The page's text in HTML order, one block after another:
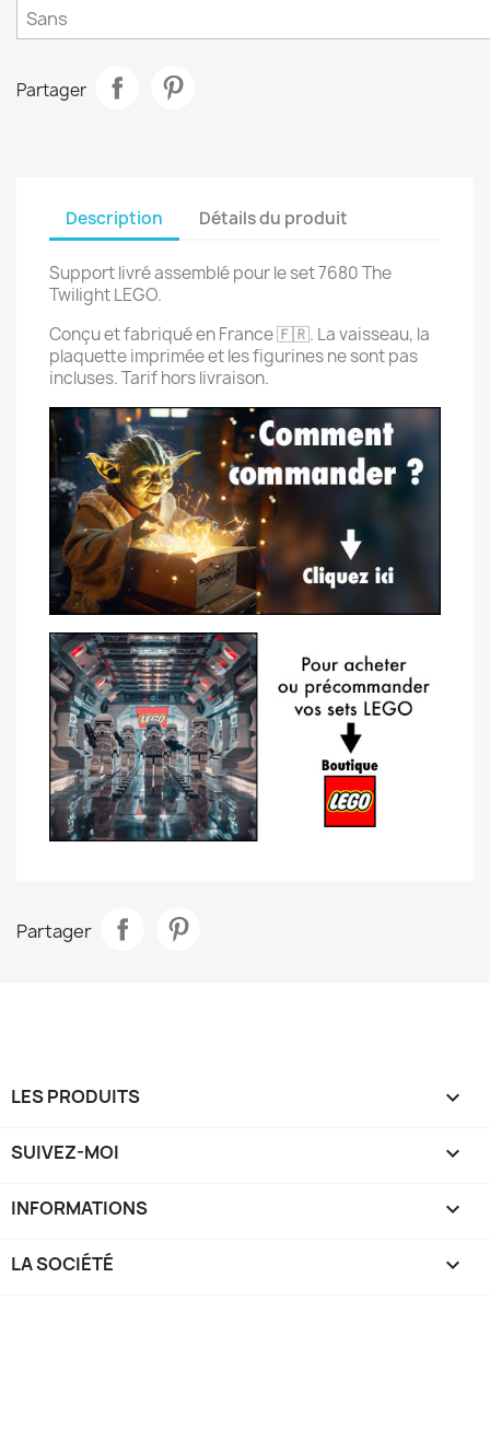
Partager
Description Détails du produit
Support livré assemblé pour le set 7680 The
Twilight LEGO.
Conçu et fabriqué en France 🇫🇷. La vaisseau, la
plaquette imprimée et les figurines ne sont pas
incluses. Tarif hors livraison.
Partager
LES PRODUITS 
SUIVEZ-MOI 
INFORMATIONS 
LA SOCIÉTÉ 